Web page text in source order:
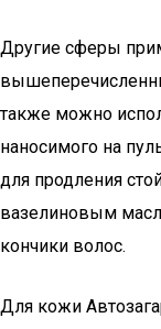
Другие сферы
также можно
наносимого на
для продления
вазелиновым
кончики волос.
Для кожи